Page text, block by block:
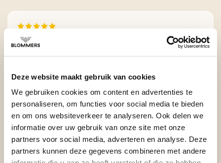
Deze website maakt gebruik van cookies
We gebruiken cookies om content en advertenties te
personaliseren, om functies voor social media te bieden
en om ons websiteverkeer te analyseren. Ook delen we
informatie over uw gebruik van onze site met onze
partners voor social media, adverteren en analyse. Deze
partners kunnen deze gegevens combineren met andere
Posted on 26 December 2023 at 00:01 door Wessel
Fijn om tussenstapjes te maken in de maling. Wel wat
en grove malingen.
+ Meer opties voor maling.
Langer bezig met instellen en wisselen tussen